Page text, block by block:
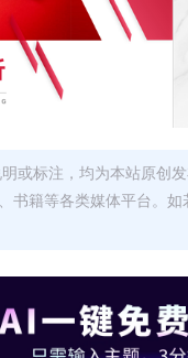
或标注，均为本站原创
书籍等各类媒体平台。